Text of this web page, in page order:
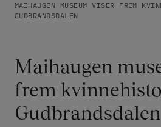
d
m
a
a
s
MAIHAUGEN MUSEUM VISER FREM
GUDBRANDSDALEN
Maihaugen
frem
Gudbrandsdalen